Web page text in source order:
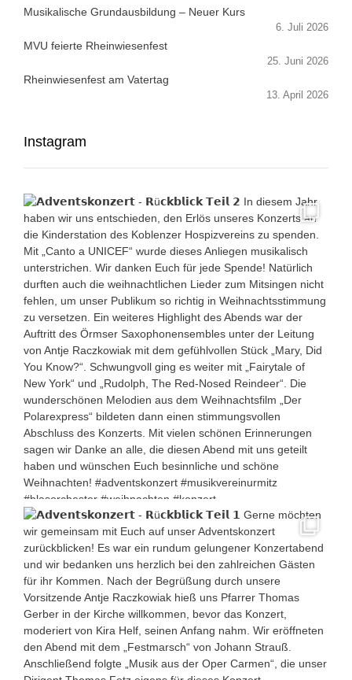
Musikalische Grundausbildung – Neuer Kurs
6. Juli 2026
MVU feierte Rheinwiesenfest
25. Juni 2026
Rheinwiesenfest am Vatertag
13. April 2026
Instagram